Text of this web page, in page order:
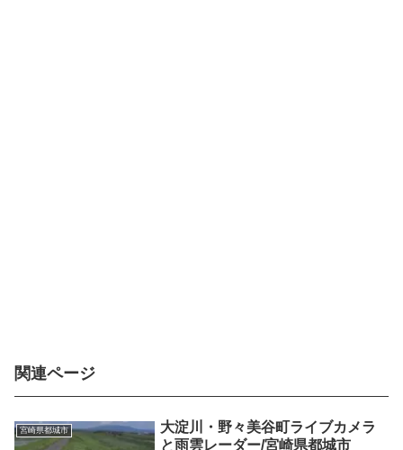
関連ページ
宮崎県都城市
大淀川・野々美谷町ライブカメラ
と雨雲レーダー/宮崎県都城市